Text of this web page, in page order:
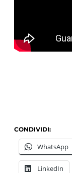
CONDIVIDI:
WhatsApp
LinkedIn